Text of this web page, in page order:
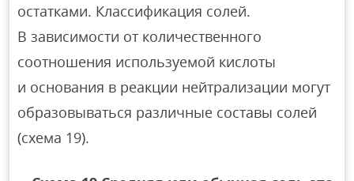
остатками. Классификация солей.
В зависимости от количественного
соотношения используемой кислоты
и основания в реакции нейтрализации могут
образовываться различные составы солей
(схема 19).